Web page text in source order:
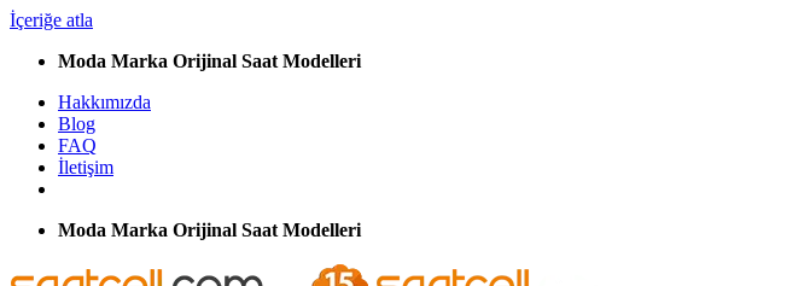
İçeriğe atla
Moda Marka Orijinal Saat Modelleri
Hakkımızda
Blog
FAQ
İletişim
Moda Marka Orijinal Saat Modelleri